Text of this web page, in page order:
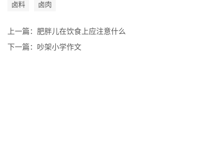
卤料 卤肉
上一篇： 肥胖儿在饮食上应注意什么
下一篇： 吵架小学作文